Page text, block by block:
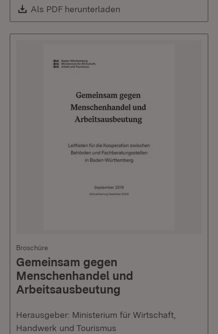
Download:
Als PDF herunterladen
Broschüre
Gemeinsam gegen
Menschenhandel und
Arbeitsausbeutung
Herausgeber: Ministerium für Wirtschaft,
Handwerk und Tourismus